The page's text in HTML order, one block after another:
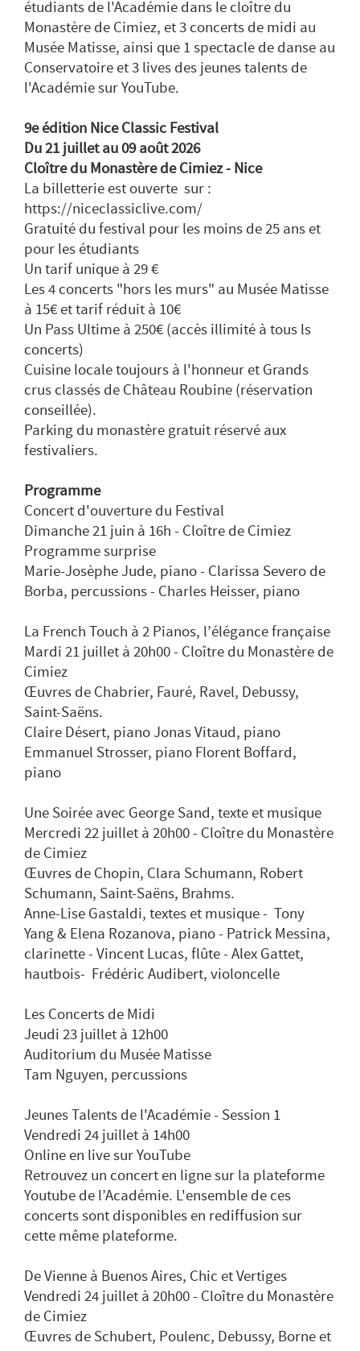
étudiants de l'Académie dans le cloître du
Monastère de Cimiez, et 3 concerts de midi au
Musée Matisse, ainsi que 1 spectacle de danse au
Conservatoire et 3 lives des jeunes talents de
l'Académie sur YouTube.
9e édition Nice Classic Festival
Du 21 juillet au 09 août 2026
Cloître du Monastère de Cimiez - Nice
La billetterie est ouverte sur :
https://niceclassiclive.com/
Gratuité du festival pour les moins de 25 ans et
pour les étudiants
Un tarif unique à 29 €
Les 4 concerts "hors les murs" au Musée Matisse
à 15€ et tarif réduit à 10€
Un Pass Ultime à 250€ (accès illimité à tous ls
concerts)
Cuisine locale toujours à l'honneur et Grands
crus classés de Château Roubine (réservation
conseillée).
Parking du monastère gratuit réservé aux
festivaliers.
Programme
Concert d'ouverture du Festival
Dimanche 21 juin à 16h - Cloître de Cimiez
Programme surprise
Marie-Josèphe Jude, piano - Clarissa Severo de
Borba, percussions - Charles Heisser, piano
La French Touch à 2 Pianos, l’élégance française
Mardi 21 juillet à 20h00 - Cloître du Monastère de
Cimiez
Œuvres de Chabrier, Fauré, Ravel, Debussy,
Saint-Saëns.
Claire Désert, piano Jonas Vitaud, piano
Emmanuel Strosser, piano Florent Boffard,
piano
Une Soirée avec George Sand, texte et musique
Mercredi 22 juillet à 20h00 - Cloître du Monastère
de Cimiez
Œuvres de Chopin, Clara Schumann, Robert
Schumann, Saint-Saëns, Brahms.
Anne-Lise Gastaldi, textes et musique - Tony
Yang & Elena Rozanova, piano - Patrick Messina,
clarinette - Vincent Lucas, flûte - Alex Gattet,
hautbois- Frédéric Audibert, violoncelle
Les Concerts de Midi
Jeudi 23 juillet à 12h00
Auditorium du Musée Matisse
Tam Nguyen, percussions
Jeunes Talents de l'Académie - Session 1
Vendredi 24 juillet à 14h00
Online en live sur YouTube
Retrouvez un concert en ligne sur la plateforme
Youtube de l’Académie. L'ensemble de ces
concerts sont disponibles en rediffusion sur
cette même plateforme.
De Vienne à Buenos Aires, Chic et Vertiges
Vendredi 24 juillet à 20h00 - Cloître du Monastère
de Cimiez
Œuvres de Schubert, Poulenc, Debussy, Borne et